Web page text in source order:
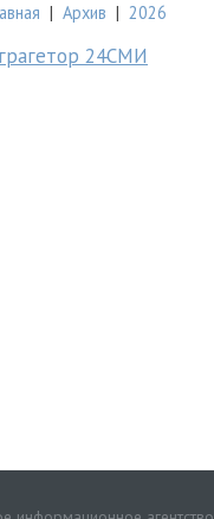
| Архив | 2026
24СМИ